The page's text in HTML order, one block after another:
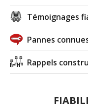
Témoignages
Pannes
Rappels